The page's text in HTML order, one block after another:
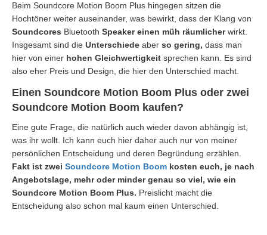
Beim Soundcore Motion Boom Plus hingegen sitzen die
Hochtöner weiter auseinander, was bewirkt, dass der Klang von
Soundcores Bluetooth Speaker einen müh räumlicherwirkt.
Insgesamt sind die Unterschiede aber so gering, dass man
hier von einer hohen Gleichwertigkeit sprechen kann. Es sind
also eher Preis und Design, die hier den Unterschied macht.
Einen Soundcore Motion Boom Plus oder zwei
Soundcore Motion Boom kaufen?
Eine gute Frage, die natürlich auch wieder davon abhängig ist,
was ihr wollt. Ich kann euch hier daher auch nur von meiner
persönlichen Entscheidung und deren Begründung erzählen.
Fakt ist zwei Soundcore Motion Boom kosten euch, je nach
Angebotslage, mehr oder minder genau so viel, wie ein
Soundcore Motion Boom Plus. Preislicht macht die
Entscheidung also schon mal kaum einen Unterschied.